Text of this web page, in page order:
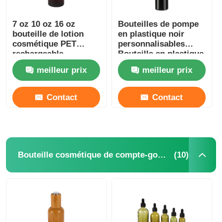
Visite d'usine
Contrôle de la qualité
Contact
Bouteille de pulvérisation cosmétique
Bouteille cosmétique de compte-gouttes
7 oz 10 oz 16 oz
bouteille de lotion
cosmétique PET
rechargeable
bouteilles de lotion
Ambermeilleur prix
Contact
Bouteilles de pompe
en plastique noir
personnalisables
Bouteille en plastique
en bambou
écologique 180ml
200ml 250ml 300ml
meilleur prix
Contact
Bouteille cosmétique de compte-gouttes (10)